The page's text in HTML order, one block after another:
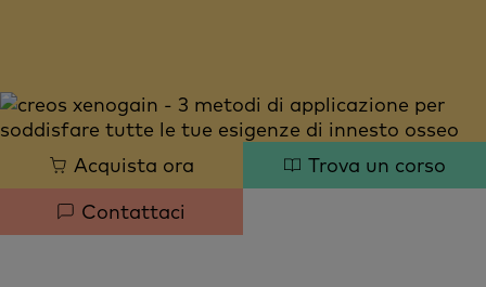
Quick
links
Acquista ora
Trova un corso
Contattaci